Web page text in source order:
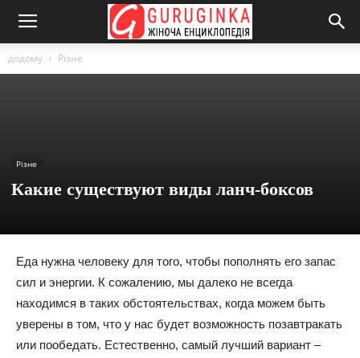
додому Різне
Різне
Какие существуют виды ланч-боксов
Еда нужна человеку для того, чтобы пополнять его запас
сил и энергии. К сожалению, мы далеко не всегда
находимся в таких обстоятельствах, когда можем быть
уверены в том, что у нас будет возможность позавтракать
или пообедать. Естественно, самый лучший вариант –